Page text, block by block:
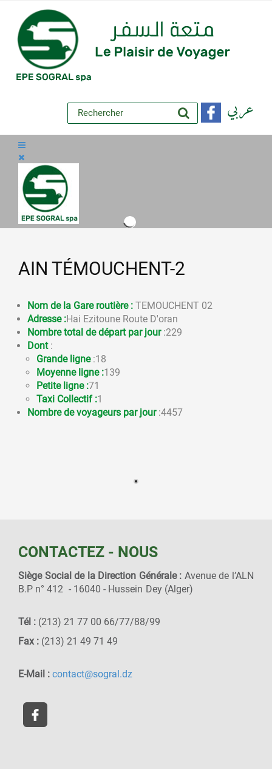
عربي
AIN TÉMOUCHENT-2
Nom de la Gare routière : TEMOUCHENT 02
Adresse :Hai Ezitoune Route D'oran
Nombre total de départ par jour:229
Dont :
Grande ligne:18
Moyenne ligne :139
Petite ligne :71
Taxi Collectif :1
Nombre de voyageurs par jour :4457
CONTACTEZ - NOUS
Siège Social de la Direction Générale : Avenue de l’ALN
B.P n° 412 - 16040 - Hussein Dey (Alger)
Tél : (213) 21 77 00 66/77/88/99
Fax : (213) 21 49 71 49
E-Mail : contact@sogral.dz